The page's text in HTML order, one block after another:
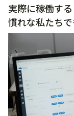
実際に稼働す
慣れな私たち